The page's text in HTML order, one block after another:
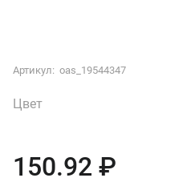
Артикул: oas_19544347
Цвет
150.92 ₽